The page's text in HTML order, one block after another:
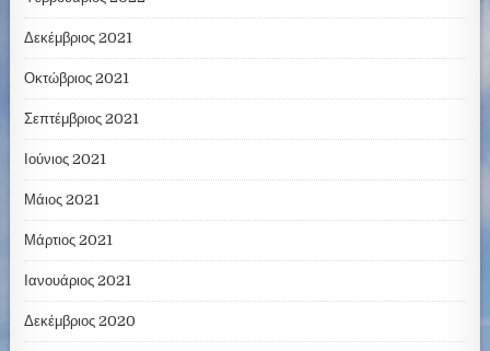
Δεκέμβριος 2021
Οκτώβριος 2021
Σεπτέμβριος 2021
Ιούνιος 2021
Μάιος 2021
Μάρτιος 2021
Ιανουάριος 2021
Δεκέμβριος 2020